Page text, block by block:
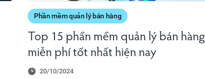
Phần mềm quản lý bán hàng
Top 15 phần mềm quản lý bán hàng
miễn phí tốt nhất hiện nay
20/10/2024